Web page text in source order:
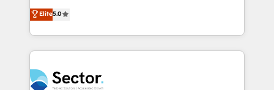
Oferecemos ainda agentes de IA especializados em
HubSpot que automatizam tarefas executam rotinas
empresas em 13 países utilizam a Nexforce. Somos
one of HubSpot's most experienced and technically
capable Agency Partners globally. We specialise in
complex CRM migrations, implementations,
integrations, custom CMS portal development,
businesses. Our teams are based in North America
Elite5.0